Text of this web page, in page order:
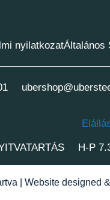
nyilatkozatÁltalános
H-P
| Website designed